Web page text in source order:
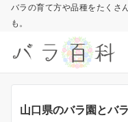
バラの育て方や品種をたくさ
も。
山口県のバラ園とバ